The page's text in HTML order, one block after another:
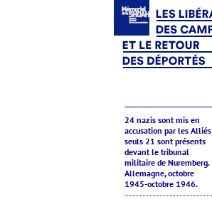
24 nazis sont mis en
accusation par les Alliés
seuls 21 sont présents
devant le tribunal
militaire de Nuremberg.
Allemagne, octobre
1945-octobre 1946.